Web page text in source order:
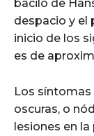
bacilo de
despacio y el
inicio de los
es de
Los síntomas
oscuras, o
lesiones en